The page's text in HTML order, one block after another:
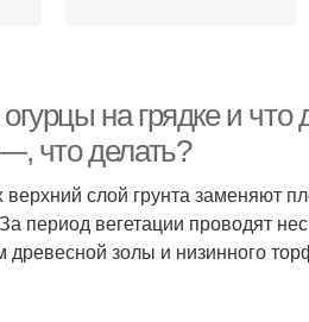
на грядке и
что делать?
верхний слой грунта заменяют
период вегетации проводят
золы и низинного